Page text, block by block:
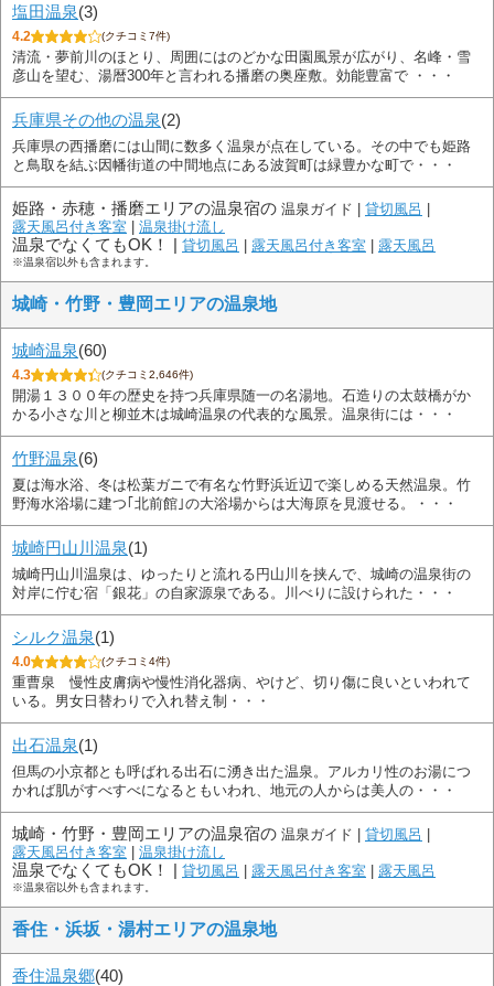
塩田温泉(3)
4.2 (クチコミ7件)
清流・夢前川のほとり、周囲にはのどかな田園風景が広がり、名峰・雪
彦山を望む、湯暦300年と言われる播磨の奥座敷。効能豊富で ・・・
兵庫県その他の温泉(2)
兵庫県の西播磨には山間に数多く温泉が点在している。その中でも姫路
と鳥取を結ぶ因幡街道の中間地点にある波賀町は緑豊かな町で・・・
姫路・赤穂・播磨エリアの温泉宿の 温泉ガイド | 貸切風呂 |
露天風呂付き客室 | 温泉掛け流し
温泉でなくてもOK！ | 貸切風呂 | 露天風呂付き客室 | 露天風呂
※温泉宿以外も含まれます。
城崎・竹野・豊岡エリアの温泉地
城崎温泉(60)
4.3 (クチコミ2,646件)
開湯１３００年の歴史を持つ兵庫県随一の名湯地。石造りの太鼓橋がか
かる小さな川と柳並木は城崎温泉の代表的な風景。温泉街には・・・
竹野温泉(6)
夏は海水浴、冬は松葉ガニで有名な竹野浜近辺で楽しめる天然温泉。竹
野海水浴場に建つ｢北前館｣の大浴場からは大海原を見渡せる。・・・
城崎円山川温泉(1)
城崎円山川温泉は、ゆったりと流れる円山川を挟んで、城崎の温泉街の
対岸に佇む宿「銀花」の自家源泉である。川べりに設けられた・・・
シルク温泉(1)
4.0 (クチコミ4件)
重曹泉 慢性皮膚病や慢性消化器病、やけど、切り傷に良いといわれて
いる。男女日替わりで入れ替え制・・・
出石温泉(1)
但馬の小京都とも呼ばれる出石に湧き出た温泉。アルカリ性のお湯につ
かれば肌がすべすべになるともいわれ、地元の人からは美人の・・・
城崎・竹野・豊岡エリアの温泉宿の 温泉ガイド | 貸切風呂 |
露天風呂付き客室 | 温泉掛け流し
温泉でなくてもOK！ | 貸切風呂 | 露天風呂付き客室 | 露天風呂
※温泉宿以外も含まれます。
香住・浜坂・湯村エリアの温泉地
香住温泉郷(40)